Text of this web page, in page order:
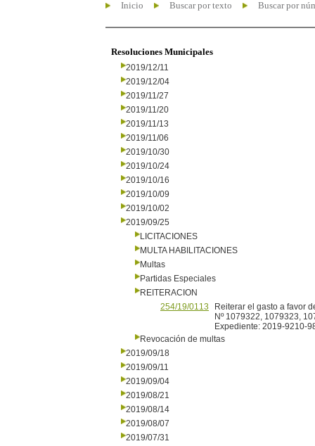
Inicio Buscar por texto Buscar por
Resoluciones Municipales
2019/12/11
2019/12/04
2019/11/27
2019/11/20
2019/11/13
2019/11/06
2019/10/30
2019/10/24
2019/10/16
2019/10/09
2019/10/02
2019/09/25
LICITACIONES
MULTA HABILITACIONES
Multas
Partidas Especiales
REITERACION
254/19/0113
Reiterar el gasto a favor
Nº 1079322, 1079323,
Expediente: 2019-9210-
Revocación de multas
2019/09/18
2019/09/11
2019/09/04
2019/08/21
2019/08/14
2019/08/07
2019/07/31